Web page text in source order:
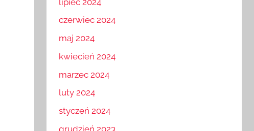
lipiec 2024
maj 2024
luty 2024
styczeń 2024